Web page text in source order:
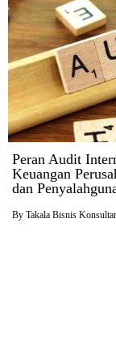
Peran Audit
Keuangan
dan
By Takala Bisnis